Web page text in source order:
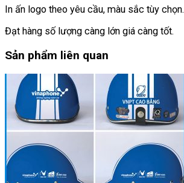
In ấn logo theo yêu cầu, màu sắc tùy chọn.
Đạt hàng số lượng càng lớn giá càng tốt.
Sản phẩm liên quan